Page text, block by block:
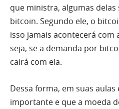
que ministra, algumas delas
bitcoin. Segundo ele, o
isso jamais acontecerá com
seja, se a demanda por
cairá com ela.
Dessa forma, em suas
importante e que a moeda